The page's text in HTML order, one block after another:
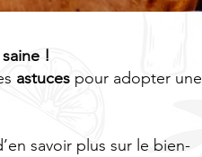
!
astuces pour adopter une
savoir plus sur le bien-